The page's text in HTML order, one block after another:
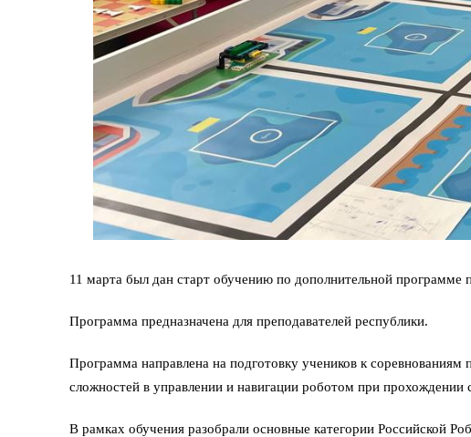
11 марта был дан старт обучению по дополнительной
Программа предназначена для преподавателей республики.
Программа направлена на подготовку учеников к
сложностей в управлении и навигации роботом при прохождении
В рамках обучения разобрали основные категории Российской